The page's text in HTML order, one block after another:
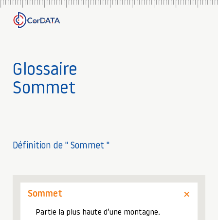
Glossaire
Sommet
Définition de " Sommet "
Sommet
Partie la plus haute d’une montagne.